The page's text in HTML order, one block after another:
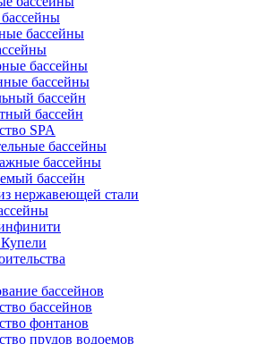
бассейны
бассейны
бассейны
бассейн
бассейн
SPA
бассейны
бассейны
бассейн
нержавеющей стали
бассейнов
бассейнов
фонтанов
прудов водоемов